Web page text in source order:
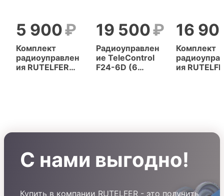
Комплект
радиоуправлен
ия RUTELFER
5 900
Радиоуправлен
ие TeleControl
F24-6D (6
19 500
Комплект
ия
16
С нами выгодно!
Купить в компании RUTELFER - это получить